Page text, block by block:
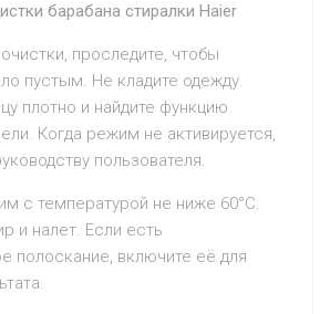
барабана стиралки Haier
проследите, чтобы
пустым. Не кладите одежду.
плотно и найдите функцию
Когда режим не активируется,
пользователя.
с температурой не ниже 60°C.
и налет. Если есть
полоскание, включите её для